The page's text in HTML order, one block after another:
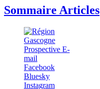
Sommaire Articles